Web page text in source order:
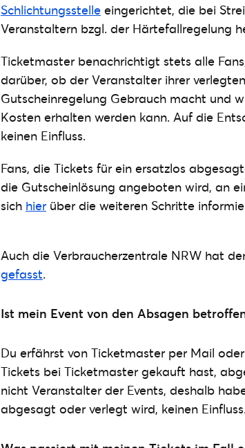
Schlichtungsstelle eingerichtet, die bei
Veranstaltern bzgl. der Härtefallregelung
Ticketmaster benachrichtigt stets alle
darüber, ob der Veranstalter ihrer
Gutscheinregelung Gebrauch macht und
Kosten erhalten werden kann. Auf die
keinen Einfluss.
Fans, die Tickets für ein ersatzlos
die Gutscheinlösung angeboten wird, an
sich hier über die weiteren Schritte
Auch die Verbraucherzentrale NRW hat
gefasst.
Ist mein Event von den Absagen
Du erfährst von Ticketmaster per Mail
Tickets bei Ticketmaster gekauft hast,
nicht Veranstalter der Events, deshalb
abgesagt oder verlegt wird, keinen Einfluss.